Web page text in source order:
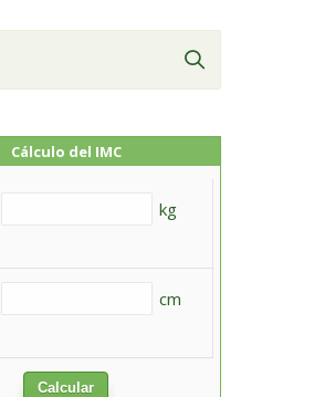
Cálculo del IMC
kg
cm
Calcular